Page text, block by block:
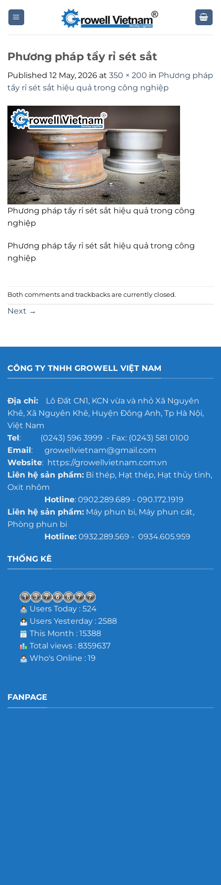
Phương pháp tẩy rỉ sét sắt
Published 12 May, 2026 at 350 × 200 in Phương pháp
tẩy rỉ sét sắt hiệu quả trong công nghiệp
Phương pháp tẩy rỉ sét sắt hiệu quả trong công
nghiệp
Phương pháp tẩy rỉ sét sắt hiệu quả trong công
nghiệp
Both comments and trackbacks are currently closed.
Next →
CÔNG TY TNHH GROWELL VIỆT NAM
Địa chỉ:Lô Đất CN1, KCN vừa và nhỏ Xã Nguyên
Khê, Xã Nguyên Khê, Huyện Đông Anh, Tp Hà Nội,
Việt Nam
Tel: (0243) 596 3999 - Fax: (0243) 581 0100
Email: growellvietnam@gmail.com
Website: https://growellvietnam.com.vn
Liên hệ sản phẩm:Bi thép, Hạt thép, Hạt thủy tinh,
Oxit nhôm
Hotline: 0902.289.689 - 090.172.1919
Liên hệ sản phẩm:Máy phun bi, Máy phun cát,
Phòng phun bi
Hotline:0932.289.569 - 0934.605.959
THỐNG KÊ
Users Today : 524
Users Yesterday : 2588
This Month : 15388
Total views : 8359637
Who's Online : 19
FANPAGE